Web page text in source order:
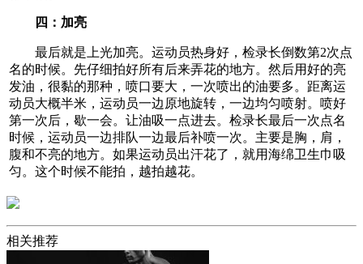
四：加亮
最后就是上光加亮。运动员热身好，检录长倒数第2次点
名的时候。先仔细拍好所有后来弄花的地方。然后用好的亮
发油，很黏的那种，喷口要大，一次喷出的油要多。距离运
动员大概半米，运动员一边原地旋转，一边均匀喷射。喷好
第一次后，歇一会。让油吸一点进去。检录长最后一次点名
时候，运动员一边排队一边最后补喷一次。主要是胸，肩，
腹和不亮的地方。如果运动员出汗花了，就用海绵卫生巾吸
匀。这个时候不能拍，越拍越花。
相关推荐